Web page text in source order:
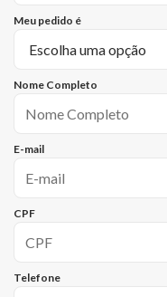
Meu pedido é
Nome Completo
E-mail
CPF
Telefone